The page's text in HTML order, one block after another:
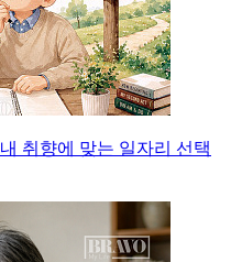
취향에 맞는 일자리 선택